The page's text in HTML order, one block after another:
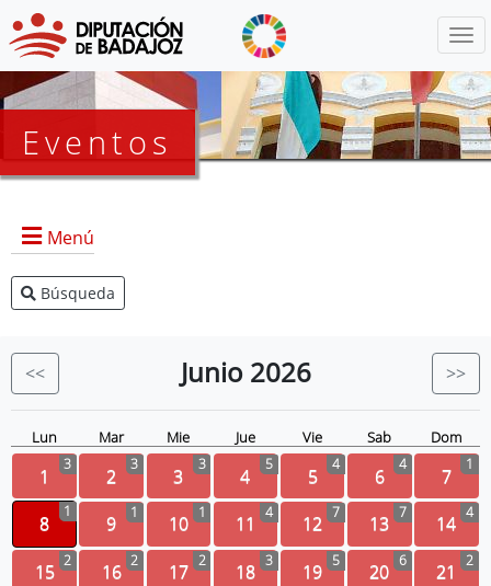
Eventos
Menú
Agenda Presidencia
Eventos
Búsqueda
<< Junio 2026 >>
Lun Mar Mie Jue Vie Sab Dom
1 3 2 3 3 3 4 5 5 4 6 4 7 1
8
1
9 1 10 1 11 4 12 7 13 7 14 4
15 2 16 2 17 2 18 3 19 5 20 6 21 2